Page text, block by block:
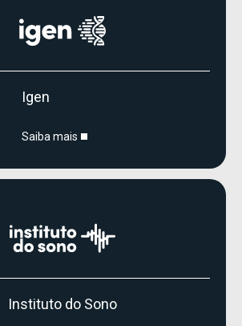
Igen
Saiba mais
Instituto do Sono